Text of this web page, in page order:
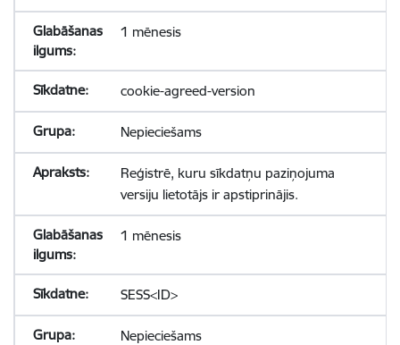
1 mēnesis
cookie-agreed-version
Nepieciešams
Reģistrē, kuru sīkdatņu paziņojuma
versiju lietotājs ir apstiprinājis.
1 mēnesis
SESS<ID>
Nepieciešams